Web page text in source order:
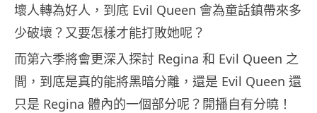
壞人轉為好人，到底 Evil Queen 會為童話鎮帶來多
少破壞？又要怎樣才能打敗她呢？
而第六季將會更深入探討 Regina 和 Evil Queen 之
間，到底是真的能將黑暗分離，還是 Evil Queen 還
只是 Regina 體內的一個部分呢？開播自有分曉！